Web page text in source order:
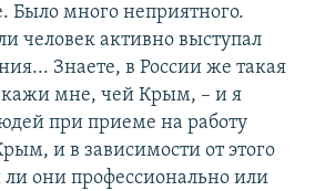
Было много неприятного.
человек активно выступал
Знаете, в России же такая
мне, чей Крым, – и я
при приеме на работу
и в зависимости от этого
они профессионально или